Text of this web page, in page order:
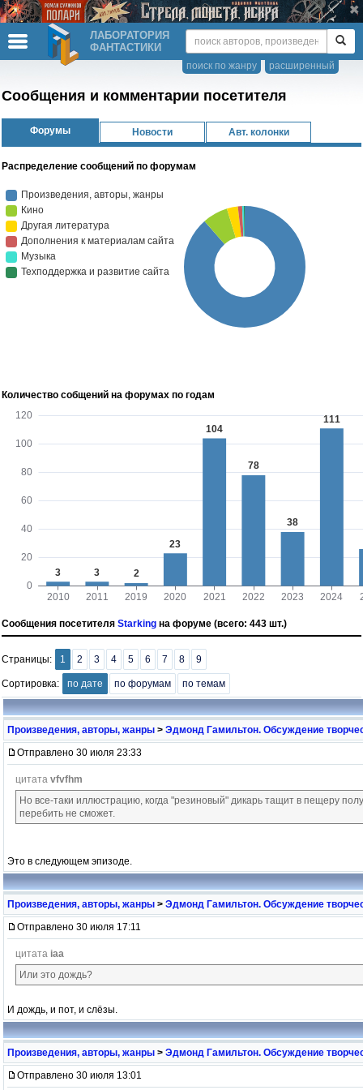
ЛАБОРАТОРИЯ
ФАНТАСТИКИ
расширенный
поиск по жанру
Сообщения и комментарии посетителя
Форумы Новости Авт. колонки
Распределение сообщений по форумам
Количество собщений на форумах по годам
Сообщения посетителя Starking на форуме (всего: 443 шт.)
Страницы: 1 2 3 4 5 6 7 8 9
Сортировка: по дате по форумам по темам
Произведения, авторы, жанры > Эдмонд Гамильтон. Обсуждение
Отправлено 30 июля 23:33
цитата vfvfhm
Но все-таки иллюстрацию, когда "резиновый" дикарь тащит в пещеру
перебить не сможет.
Это в следующем эпизоде.
Произведения, авторы, жанры > Эдмонд Гамильтон. Обсуждение
Отправлено 30 июля 17:11
цитата iaa
Или это дождь?
И дождь, и пот, и слёзы.
Произведения, авторы, жанры > Эдмонд Гамильтон. Обсуждение
Отправлено 30 июля 13:01